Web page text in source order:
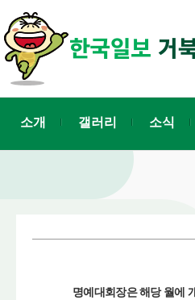
소개 갤러리 소식
명예대회장은 해당 월에